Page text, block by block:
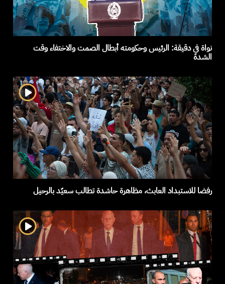
نواة في دقيقة: الرئيس وحكومته أبطال الصمت والاختفاء وقت
الشدة
رفضا للاستبداد العابث، مظاهرة حاشدة تطالب سعيّد بالرحيل